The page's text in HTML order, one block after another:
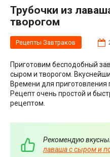
Трубочки из лаваша с сыром и
творогом
Рецепты Завтраков
Приготовим бесподобный
сыром и творогом.
Времени для приготовления
Рецепт очень простой и
рецептом.
Рекомендую
лаваша с сыром и